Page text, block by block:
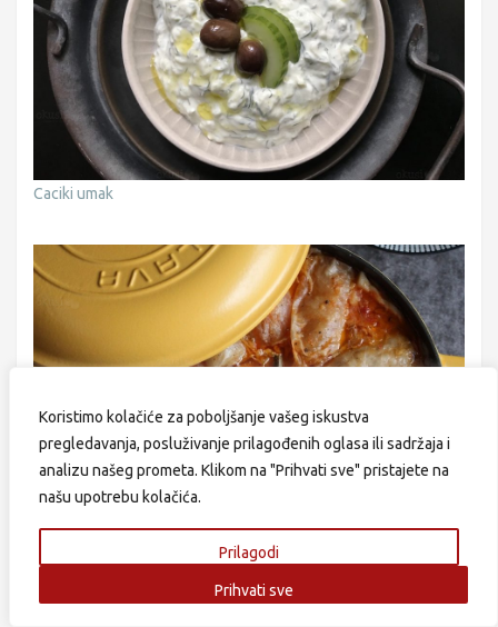
Koristimo kolačiće za poboljšanje vašeg iskustva
pregledavanja, posluživanje prilagođenih oglasa ili sadržaja i
analizu našeg prometa. Klikom na "Prihvati sve" pristajete na
našu upotrebu kolačića.
Prilagodi
Prihvati sve
Caciki umak
Sarma – klasik bez kojeg se ne može